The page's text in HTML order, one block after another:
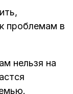
проблемам в
нельзя на